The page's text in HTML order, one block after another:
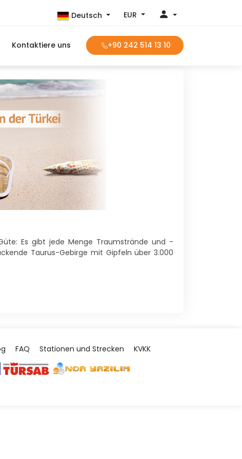
Deutsch EUR
Kontaktiere uns +90 242 514 13 10
Es gibt jede Menge Traumstrände und -
Taurus-Gebirge mit Gipfeln über 3.000
FAQ Stationen und Strecken KVKK